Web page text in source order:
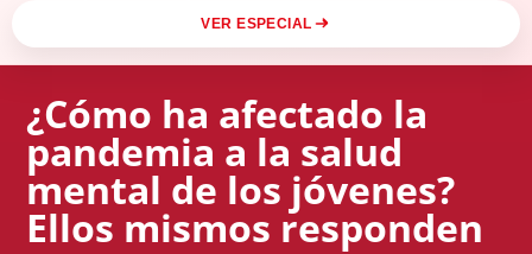
VER ESPECIAL
¿Cómo ha afectado la
pandemia a la salud
mental de los jóvenes?
Ellos mismos responden